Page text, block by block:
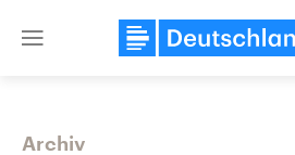
Close
Archiv